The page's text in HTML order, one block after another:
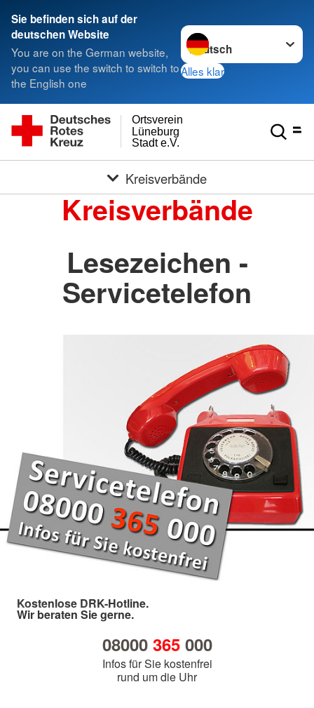
Sie befinden sich auf der
deutschen Website
You are on the German website,
you can use the switch to switch to
the English one
Sprache wechseln zu
Alles klar
Stadt e.V.
Lüneburg
Ortsverein
Kreisverbände
Kreisverbände
Lesezeichen -
Servicetelefon
Kostenlose DRK-Hotline.
Wir beraten Sie gerne.
08000 365000
Infos für Sie kostenfrei
rund um die Uhr